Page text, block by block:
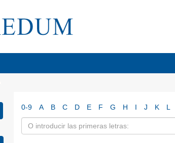
0-9 A B C D E F G H I J K L